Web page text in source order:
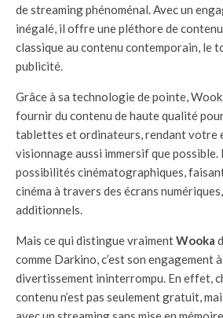
de streaming phénoménal. Avec un
inégalé, il offre une pléthore de
classique au contenu contemporain, le
publicité.
Grâce à sa technologie de pointe,
fournir du contenu de haute qualité
tablettes et ordinateurs, rendant votre
visionnage aussi immersif que
possibilités cinématographiques,
cinéma à travers des écrans
additionnels.
Mais ce qui distingue vraimentWooka
comme Darkino, c’est son engagement
divertissement ininterrompu. En effet,
contenu n’est pas seulement gratuit,